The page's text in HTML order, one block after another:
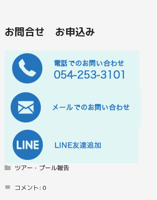
お問合せ お申込み
ツアー・プール報告
コメント: 0